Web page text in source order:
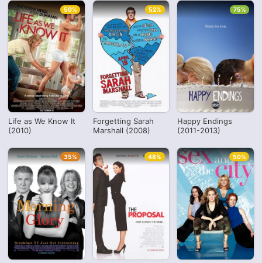
Life as We Know It
(2010)
50%
Forgetting Sarah
Marshall (2008)
52%
Happy Endings
(2011-2013)
75%
35% 48% 50%